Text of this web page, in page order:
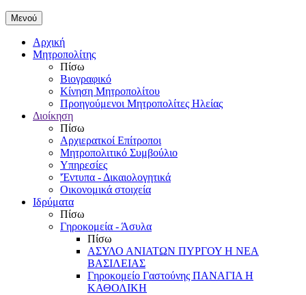
Μενού
Αρχική
Μητροπολίτης
Πίσω
Βιογραφικό
Κίνηση Μητροπολίτου
Προηγούμενοι Μητροπολίτες Ηλείας
Διοίκηση
Πίσω
Αρχιερατκοί Επίτροποι
Μητροπολιτικό Συμβούλιο
Υπηρεσίες
'Έντυπα - Δικαιολογητικά
Οικονομικά στοιχεία
Ιδρύματα
Πίσω
Γηροκομεία - Άσυλα
Πίσω
ΑΣΥΛΟ ΑΝΙΑΤΩΝ ΠΥΡΓΟΥ Η ΝΕΑ
ΒΑΣΙΛΕΙΑΣ
Γηροκομείο Γαστούνης ΠΑΝΑΓΙΑ Η
ΚΑΘΟΛΙΚΗ